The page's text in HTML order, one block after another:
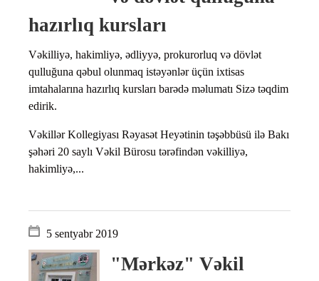
hazırlıq kursları
Vəkilliyə, hakimliyə, ədliyyə, prokurorluq və dövlət
qulluğuna qəbul olunmaq istəyənlər üçün ixtisas
imtahalarına hazırlıq kursları barədə məlumatı Sizə təqdim
edirik.
Vəkillər Kollegiyası Rəyasət Heyətinin təşəbbüsü ilə Bakı
şəhəri 20 saylı Vəkil Bürosu tərəfindən vəkilliyə,
hakimliyə,...
5 sentyabr 2019
"Mərkəz" Vəkil